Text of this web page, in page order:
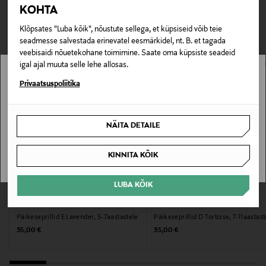
KOHTA
Klõpsates "Luba kõik", nõustute sellega, et küpsiseid võib teie
seadmesse salvestada erinevatel eesmärkidel, nt. B. et tagada
veebisaidi nõuetekohane toimimine. Saate oma küpsiste seadeid
igal ajal muuta selle lehe allosas.
Privaatsuspoliitika
NÄITA DETAILE
KINNITA KÕIK
LUBA KÕIK
Tootenumber
178296663
Materjal
Polüamiid
Värv
HIINA
Valmistaja tootenumber
0,00 € – 4,90 €
TEISED KLIENDID
VAATASID KA
Päikeseprillid E Lavender, 5-7aastastele
Original Price
35,00 €
Päikeseprillid D Tortoise, 7-
Original Price
35,00 €
Stockmann pole Sinu riigis saadaval.
SAAN ARU